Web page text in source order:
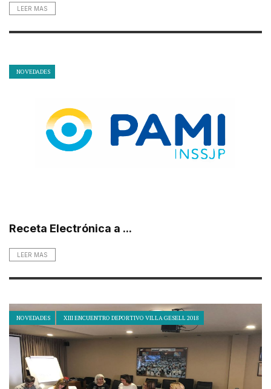
LEER MAS
NOVEDADES
Receta Electrónica a ...
LEER MAS
NOVEDADES XIII ENCUENTRO DEPORTIVO VILLA GESELL 2018